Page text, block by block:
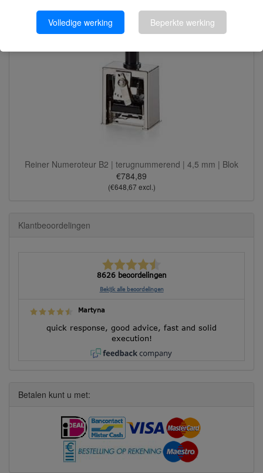
Volledige werking Beperkte werking
Reiner Numeroteur B2 | terugnummerend | 4,5 mm | Blok
€784,89
(€648,67 excl.)
Klantbeoordelingen
8626 beoordelingen
Bekijk alle beoordelingen
Martyna
quick response, good advice, fast and solid
execution!
Betalen kunt u met: